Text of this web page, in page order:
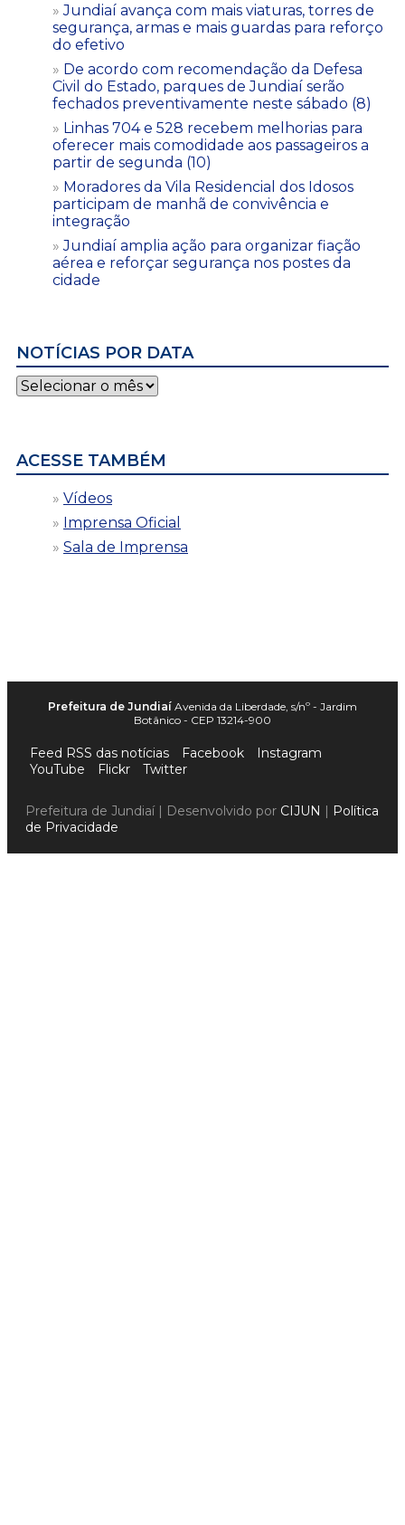
Jundiaí avança com mais viaturas, torres de
segurança, armas e mais guardas para reforço
do efetivo
De acordo com recomendação da Defesa
Civil do Estado, parques de Jundiaí serão
fechados preventivamente neste sábado (8)
Linhas 704 e 528 recebem melhorias para
oferecer mais comodidade aos passageiros a
partir de segunda (10)
Moradores da Vila Residencial dos Idosos
participam de manhã de convivência e
integração
Jundiaí amplia ação para organizar fiação
aérea e reforçar segurança nos postes da
cidade
NOTÍCIAS POR DATA
Notícias
por
ACESSE TAMBÉM
Vídeos
Imprensa Oficial
Sala de Imprensa
Prefeitura de Jundiaí Avenida da Liberdade, s/nº - Jardim
Botânico - CEP 13214-900
Feed RSS das notícias Facebook
Instagram
YouTube
Flickr Twitter
Prefeitura de Jundiaí | Desenvolvido por CIJUN | Política
de Privacidade